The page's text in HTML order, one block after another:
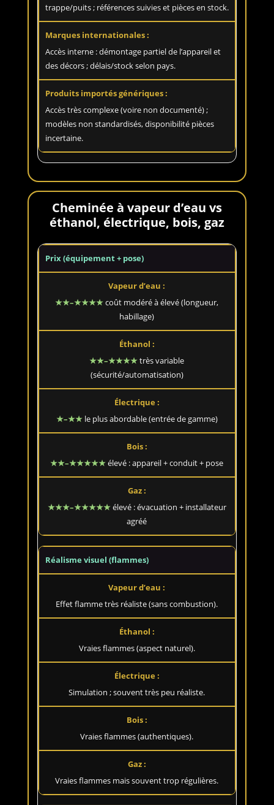
trappe/puits ; références suivies et pièces en stock.
Accès interne : démontage partiel de l’appareil et
des décors ; délais/stock selon pays.
Accès très complexe (voire non documenté) ;
modèles non standardisés, disponibilité pièces
incertaine.
Cheminée à vapeur d’eau vs
éthanol, électrique, bois, gaz
Prix (équipement + pose)
★★–★★★★coût modéré à élevé (longueur,
habillage)
★★–★★★★très variable
(sécurité/automatisation)
★–★★le plus abordable (entrée de gamme)
★★–★★★★★élevé : appareil + conduit + pose
★★★–★★★★★élevé : évacuation + installateur
agréé
Réalisme visuel (flammes)
Effet flamme très réaliste (sans combustion).
Vraies flammes (aspect naturel).
Simulation ; souvent très peu réaliste.
Vraies flammes (authentiques).
Vraies flammes mais souvent trop régulières.